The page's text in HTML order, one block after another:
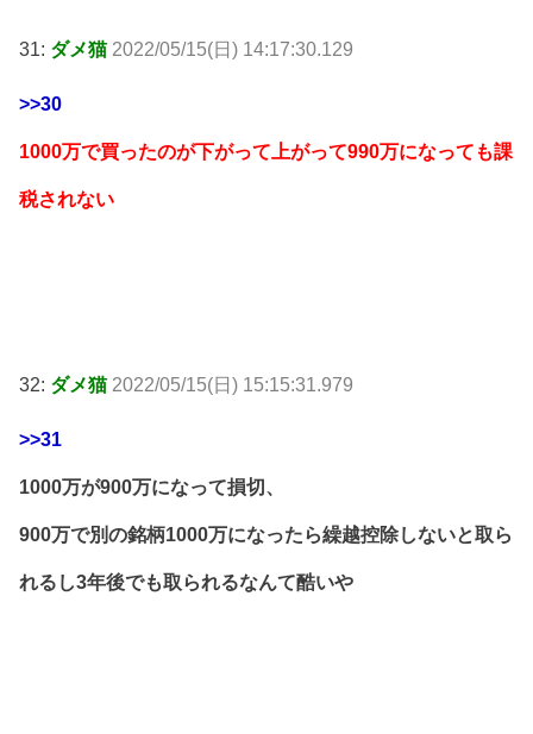
31: ダメ猫 2022/05/15(日) 14:17:30.129
>>30
1000万で買ったのが下がって上がって990万になっても課
税されない
32: ダメ猫 2022/05/15(日) 15:15:31.979
>>31
1000万が900万になって損切、
900万で別の銘柄1000万になったら繰越控除しないと取ら
れるし3年後でも取られるなんて酷いや